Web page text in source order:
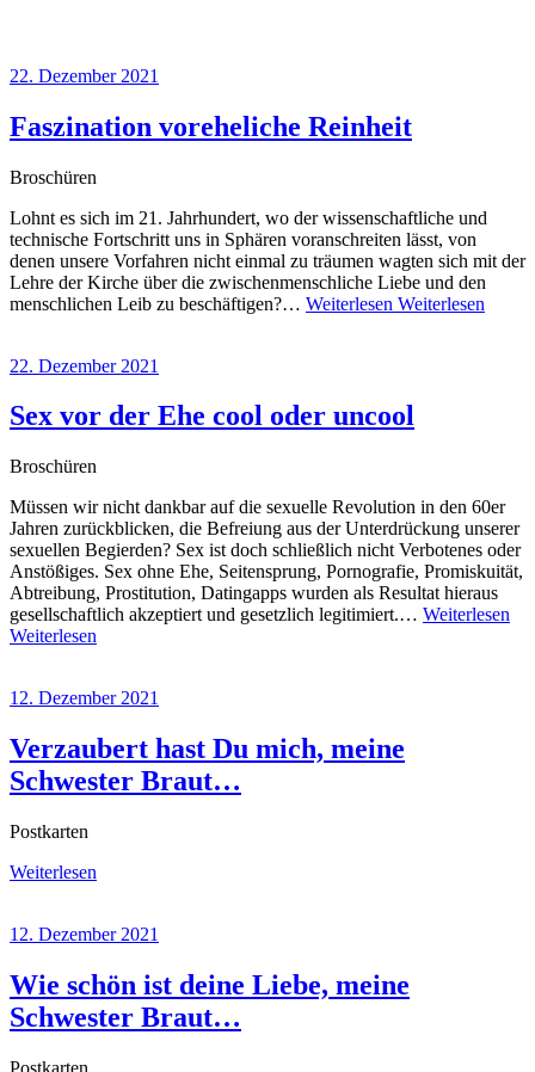
22. Dezember 2021
Faszination voreheliche Reinheit
Broschüren
Lohnt es sich im 21. Jahrhundert, wo der wissenschaftliche und
technische Fortschritt uns in Sphären voranschreiten lässt, von
denen unsere Vorfahren nicht einmal zu träumen wagten sich mit der
Lehre der Kirche über die zwischenmenschliche Liebe und den
menschlichen Leib zu beschäftigen?… Weiterlesen Weiterlesen
22. Dezember 2021
Sex vor der Ehe cool oder uncool
Broschüren
Müssen wir nicht dankbar auf die sexuelle Revolution in den 60er
Jahren zurückblicken, die Befreiung aus der Unterdrückung unserer
sexuellen Begierden? Sex ist doch schließlich nicht Verbotenes oder
Anstößiges. Sex ohne Ehe, Seitensprung, Pornografie, Promiskuität,
Abtreibung, Prostitution, Datingapps wurden als Resultat hieraus
gesellschaftlich akzeptiert und gesetzlich legitimiert.… Weiterlesen
Weiterlesen
12. Dezember 2021
Verzaubert hast Du mich, meine
Schwester Braut…
Postkarten
Weiterlesen
12. Dezember 2021
Wie schön ist deine Liebe, meine
Schwester Braut…
Postkarten